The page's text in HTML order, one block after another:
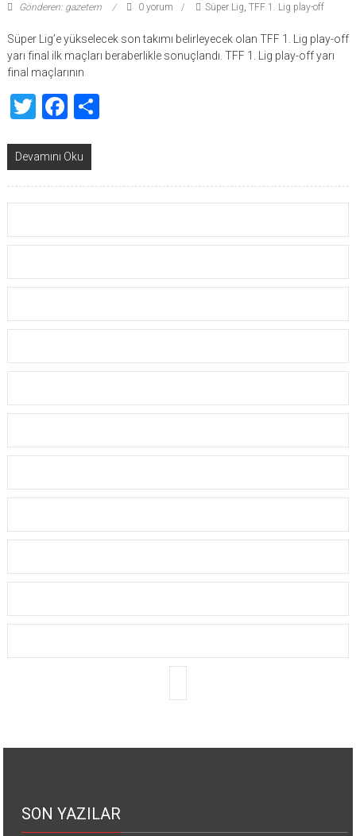
Gönderen: gazetem 0 yorum Süper Lig TFF 1. Lig play-off
Süper Lig’e yükselecek son takımı belirleyecek olan TFF 1. Lig play-off
yarı final ilk maçları beraberlikle sonuçlandı. TFF 1. Lig play-off yarı
final maçlarının
TwitterFacebook
Share
Devamını Oku
SON YAZILAR